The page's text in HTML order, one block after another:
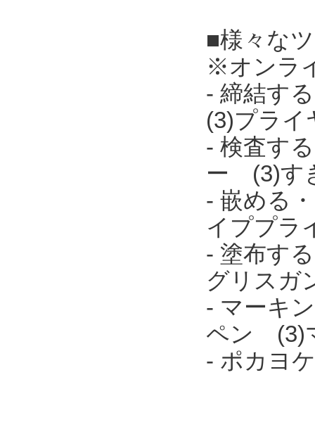
■様々な
※オンラ
- 締結す
(3)プライ
- 検査す
ー (3)す
- 嵌める
イププラ
- 塗布す
グリスガ
- マーキ
ペン (3)
- ポカヨ